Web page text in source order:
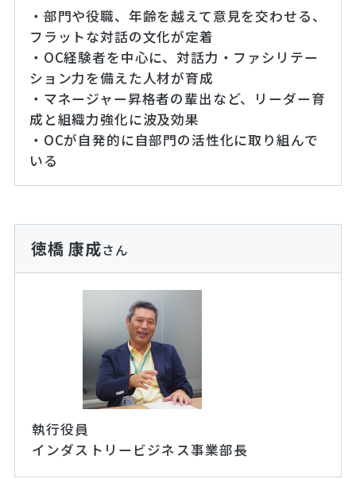
・部門や役職、年齢を越えて意見を交わせる、
フラットな対話の文化が定着
・OC経験者を中心に、対話力・ファシリテー
ション力を備えた人材が育成
・マネージャー昇格者の輩出など、リーダー育
成と組織力強化に波及効果
・OCが自発的に自部門の活性化に取り組んで
いる
徳橋 康成さん
執行役員
インダストリービジネス事業部長